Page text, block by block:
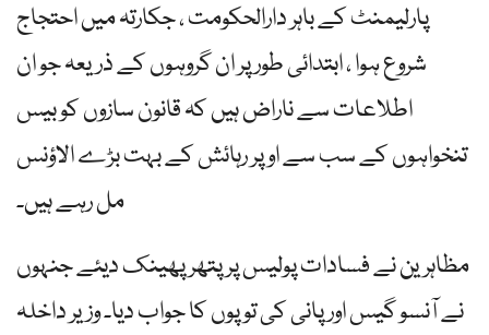
پارلیمنٹ کے باہر دارالحکومت ، جکارتہ میں احتجاج
شروع ہوا ، ابتدائی طور پر ان گروہوں کے ذریعہ جو ان
اطلاعات سے ناراض ہیں کہ قانون سازوں کو بیس
تنخواہوں کے سب سے اوپر رہائش کے بہت بڑے الاؤنس
مل رہے ہیں۔
مظاہرین نے فسادات پولیس پر پتھر پھینک دیئے جنہوں
نے آنسو گیس اور پانی کی توپوں کا جواب دیا۔ وزیر داخلہ